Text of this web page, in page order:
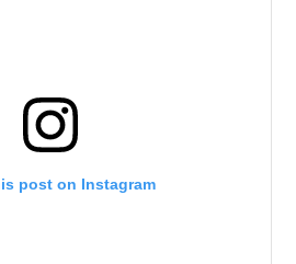
post on Instagram